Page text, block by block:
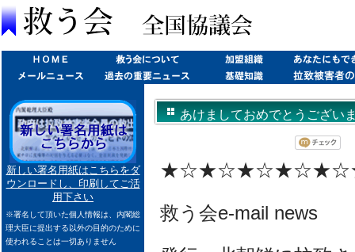
新しい署名用紙はこちらをダ
ウンロードし、印刷してご活
用下さい
※署名して頂いた個人情報は、内閣総
理大臣に提出する以外の目的のために
使われることは一切ありません
あけましておめでとうござい
救う会e-mail news